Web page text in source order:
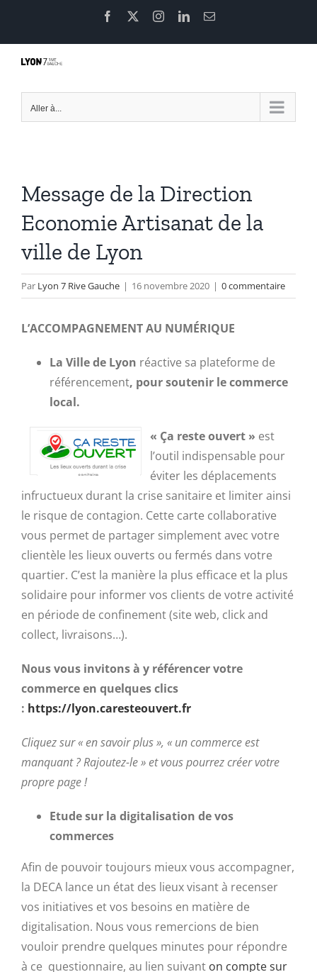
contenu
Facebook InstagramLinkedInEmail
Aller à...
Message de la Direction
Economie Artisanat de la
ville de Lyon
Par Lyon 7 Rive Gauche | 16 novembre 2020 | 0 commentaire
L’ACCOMPAGNEMENT AU NUMÉRIQUE
La Ville de Lyon réactive sa plateforme de
référencement, pour soutenir le commerce
local.
« Ça reste ouvert » est
l’outil indispensable pour
éviter les déplacements
infructueux durant la crise sanitaire et limiter ainsi
le risque de contagion. Cette carte collaborative
vous permet de partager simplement avec votre
clientèle les lieux ouverts ou fermés dans votre
quartier. C’est la manière la plus efficace et la plus
solidaire pour informer vos clients de votre activité
en période de confinement (site web, click and
collect, livraisons…).
Nous vous invitons à y référencer votre
commerce en quelques clics
: https://lyon.caresteouvert.fr
Cliquez sur « en savoir plus », « un commerce est
manquant ? Rajoutez-le » et vous pourrez créer votre
propre page !
Etude sur la digitalisation de vos
commerces
Afin de pouvoir toujours mieux vous accompagner,
la DECA lance un état des lieux visant à recenser
vos initiatives et vos besoins en matière de
digitalisation. Nous vous remercions de bien
vouloir prendre quelques minutes pour répondre
à ce questionnaire, au lien suivant on compte sur